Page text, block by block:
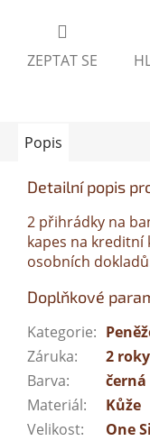
ZEPTAT SE
Popis
Detailní popis
2 přihrádky na
kapes na kreditní
osobních
Doplňkové
Kategorie:
Záruka:
2 roky
Barva:
černá
Materiál:
Kůže
Velikost: One